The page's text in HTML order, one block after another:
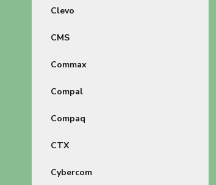
Clevo
CMS
Commax
Compal
Compaq
CTX
Cybercom